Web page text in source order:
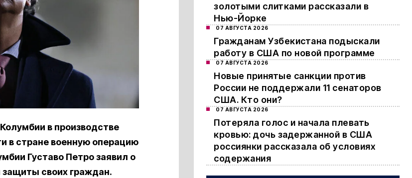
Колумбии в производстве
в стране военную операцию
Густаво Петро заявил о
защиты своих граждан.
золотыми слитками рассказали в
Нью-Йорке
07 АВГУСТА 2026
Гражданам Узбекистана подыскали
работу в США по новой программе
07 АВГУСТА 2026
Новые принятые санкции против
России не поддержали 11 сенаторов
США. Кто они?
07 АВГУСТА 2026
Потеряла голос и начала плевать
кровью: дочь задержанной в США
россиянки рассказала об условиях
содержания